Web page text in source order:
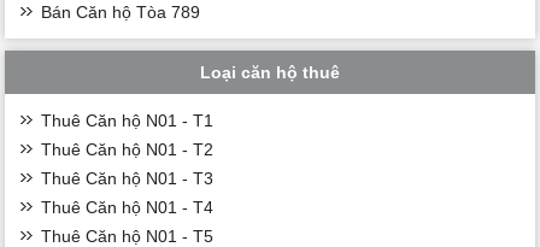
Bán Căn hộ Tòa 789
Loại căn hộ thuê
Thuê Căn hộ N01 - T1
Thuê Căn hộ N01 - T2
Thuê Căn hộ N01 - T3
Thuê Căn hộ N01 - T4
Thuê Căn hộ N01 - T5